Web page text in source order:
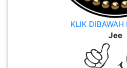
KLIK DIBAWAH
Jee